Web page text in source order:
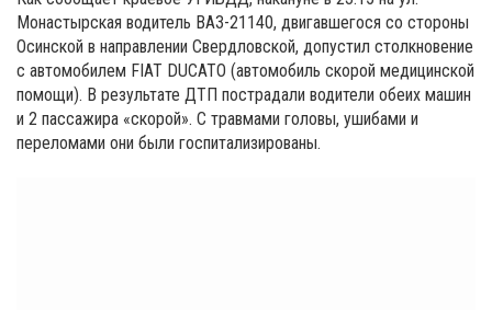
Монастырская водитель ВАЗ-21140, двигавшегося со стороны
Осинской в направлении Свердловской, допустил столкновение
с автомобилем FIAT DUCATO (автомобиль скорой медицинской
помощи). В результате ДТП пострадали водители обеих машин
и 2 пассажира «скорой». С травмами головы, ушибами и
переломами они были госпитализированы.